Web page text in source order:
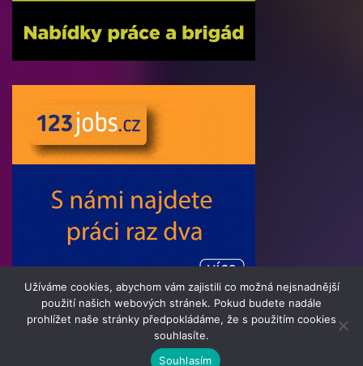
© 2016 - 2025 Informatik24.cz | člen skupiny 123jobs Media |
Všechna práva vyhrazena | Theme by
Užíváme cookies, abychom vám zajistili co možná nejsnadnější
použití našich webových stránek. Pokud budete nadále
prohlížet naše stránky předpokládáme, že s použitím cookies
souhlasíte.
Souhlasím